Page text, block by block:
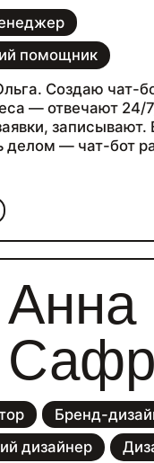
помощник
Создаю чат-
— отвечают 24/
записывают.
делом — чат-бот
Анна
Бренд-
дизайнер